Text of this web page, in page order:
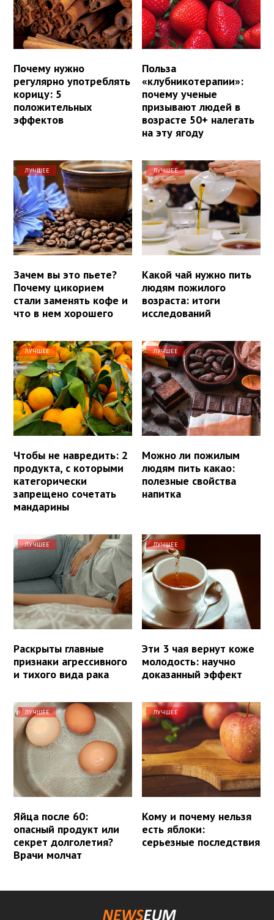
Почему нужно
регулярно употреблять
корицу: 5
положительных
эффектов
Польза
«клубникотерапии»:
почему ученые
призывают людей в
возрасте 50+ налегать
на эту ягоду
ЛУЧШЕЕ
Зачем вы это пьете?
Почему цикорием
стали заменять кофе и
что в нем хорошего
ЛУЧШЕЕ
Какой чай нужно пить
людям пожилого
возраста: итоги
исследований
ЛУЧШЕЕ
Чтобы не навредить: 2
продукта, с которыми
категорически
запрещено сочетать
мандарины
ЛУЧШЕЕ
Можно ли пожилым
людям пить какао:
полезные свойства
напитка
ЛУЧШЕЕ
Раскрыты главные
признаки агрессивного
и тихого вида рака
ЛУЧШЕЕ
Эти 3 чая вернут коже
молодость: научно
доказанный эффект
ЛУЧШЕЕ
Яйца после 60:
опасный продукт или
секрет долголетия?
Врачи молчат
ЛУЧШЕЕ
Кому и почему нельзя
есть яблоки:
серьезные последствия